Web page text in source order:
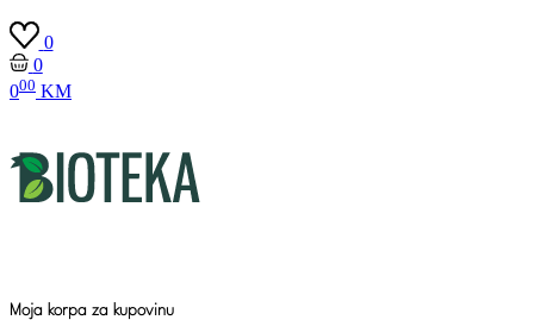
0
0
000 KM
Moja korpa za kupovinu